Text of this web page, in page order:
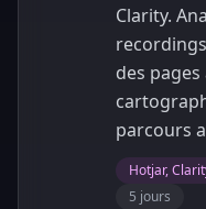
Clarity.
des
parcours
Hotjar,
5 jours